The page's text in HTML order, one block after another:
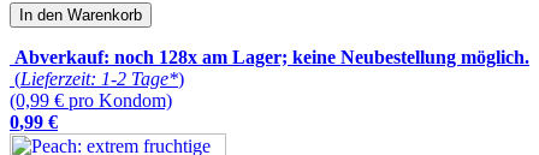
In den Warenkorb
Abverkauf: noch 128x am Lager; keine Neubestellung möglich.
(Lieferzeit: 1-2 Tage*)
(0,99 € pro Kondom)
0,99 €